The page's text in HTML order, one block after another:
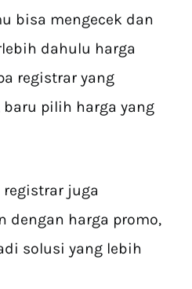
bisa mengecek dan
dahulu harga
registrar yang
baru pilih harga yang
registrar juga
dengan harga promo,
solusi yang lebih